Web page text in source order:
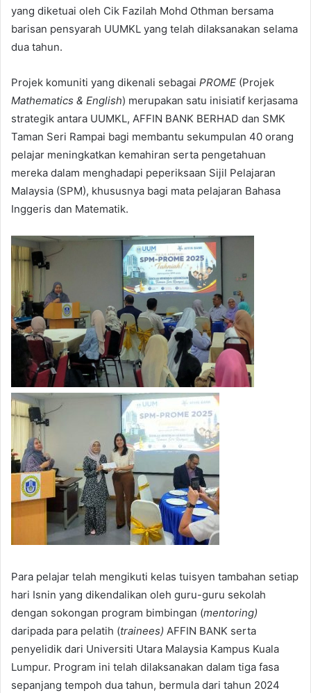
yang diketuai oleh Cik Fazilah Mohd Othman bersama
barisan pensyarah UUMKL yang telah dilaksanakan selama
dua tahun.
Projek komuniti yang dikenali sebagai PROME (Projek
Mathematics & English) merupakan satu inisiatif kerjasama
strategik antara UUMKL, AFFIN BANK BERHAD dan SMK
Taman Seri Rampai bagi membantu sekumpulan 40 orang
pelajar meningkatkan kemahiran serta pengetahuan
mereka dalam menghadapi peperiksaan Sijil Pelajaran
Malaysia (SPM), khususnya bagi mata pelajaran Bahasa
Inggeris dan Matematik.
Para pelajar telah mengikuti kelas tuisyen tambahan setiap
hari Isnin yang dikendalikan oleh guru-guru sekolah
dengan sokongan program bimbingan (mentoring)
daripada para pelatih (trainees) AFFIN BANK serta
penyelidik dari Universiti Utara Malaysia Kampus Kuala
Lumpur. Program ini telah dilaksanakan dalam tiga fasa
sepanjang tempoh dua tahun, bermula dari tahun 2024